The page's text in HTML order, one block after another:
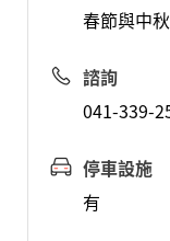
春節與中
諮詢
041-339-
停車設施
有